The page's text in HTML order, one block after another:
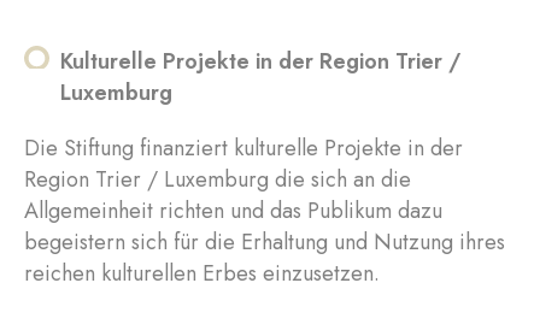
Kulturelle Projekte in der Region Trier /
Luxemburg
Die Stiftung finanziert kulturelle Projekte in der
Region Trier / Luxemburg die sich an die
Allgemeinheit richten und das Publikum dazu
begeistern sich für die Erhaltung und Nutzung ihres
reichen kulturellen Erbes einzusetzen.